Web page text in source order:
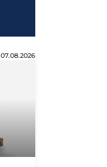
07.08.2026